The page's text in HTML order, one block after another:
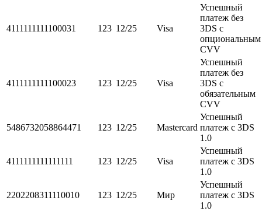
4111111111100031 123 12/25 Visa
Успешный
платеж без
3DS с
опциональным
CVV
4111111111100023 123 12/25 Visa
Успешный
платеж без
3DS с
обязательным
CVV
5486732058864471 123 12/25 Mastercard
Успешный
платеж с 3DS
1.0
4111111111111111 123 12/25 Visa
Успешный
платеж с 3DS
1.0
2202208311110010 123 12/25 Мир
Успешный
платеж с 3DS
1.0